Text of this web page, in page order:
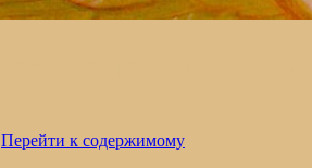
Перейти к содержимому